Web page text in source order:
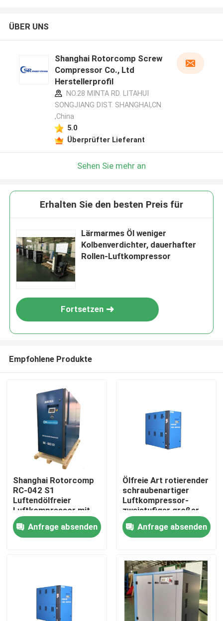
Produkte
Videos
ÜBER UNS
Shanghai Rotorcomp Screw
Compressor Co., Ltd
Herstellerprofil
NO.28 MINTA RD. LITAHUI
SONGJIANG DIST. SHANGHAI,CN
,China
5.0
Überprüfter Lieferant
Sehen Sie mehr an
Erhalten Sie den besten Preis für
Lärmarmes Öl weniger
Kolbenverdichter, dauerhafter
Rollen-Luftkompressor
Fortsetzen
Empfohlene Produkte
Shanghai Rotorcomp
RC-042 S1
Luftendölfreier
Luftkompressor mit
2890 Min
Motorgeschwindigkeit
Anfrage absenden
Ölfreie Art rotierender
schraubenartiger
Luftkompressor-
zweistufiger großer
Leistungsbereich
Anfrage absenden